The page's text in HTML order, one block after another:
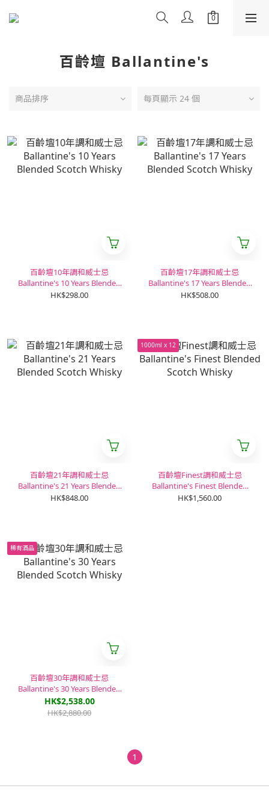
百齡壇 Ballantine's
商品排序 每頁顯示 24 個
百齡壇10年調和威士忌
Ballantine's 10 Years Blended
Scotch Whisky
HK$298.00
百齡壇17年調和威士忌
Ballantine's 17 Years Blended
Scotch Whisky
HK$508.00
百齡壇21年調和威士忌
Ballantine's 21 Years Blended
Scotch Whisky
HK$848.00
1000ml x 12
百齡壇Finest調和威士忌
Ballantine's Finest Blended
Scotch Whisky
HK$1,560.00
稀有酒品
百齡壇30年調和威士忌
Ballantine's 30 Years Blended
Scotch Whisky
HK$2,538.00
HK$2,880.00
1